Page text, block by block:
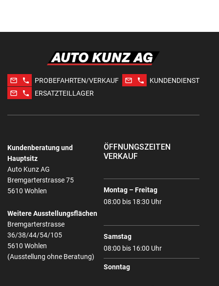
mail_outline phone PROBEFAHRTEN/VERKAUF mail_outline phone
KUNDENDIENST
mail_outline
phone ERSATZTEILLAGER
Kundenberatung und
Hauptsitz
Auto Kunz AG
Bremgarterstrasse 75
5610 Wohlen
Weitere Ausstellungsflächen
Bremgarterstrasse
36/38/44/54/105
5610 Wohlen
(Ausstellung ohne Beratung)
ÖFFNUNGSZEITEN
VERKAUF
Montag – Freitag
08:00 bis 18:30 Uhr
Samstag
08:00 bis 16:00 Uhr
Sonntag